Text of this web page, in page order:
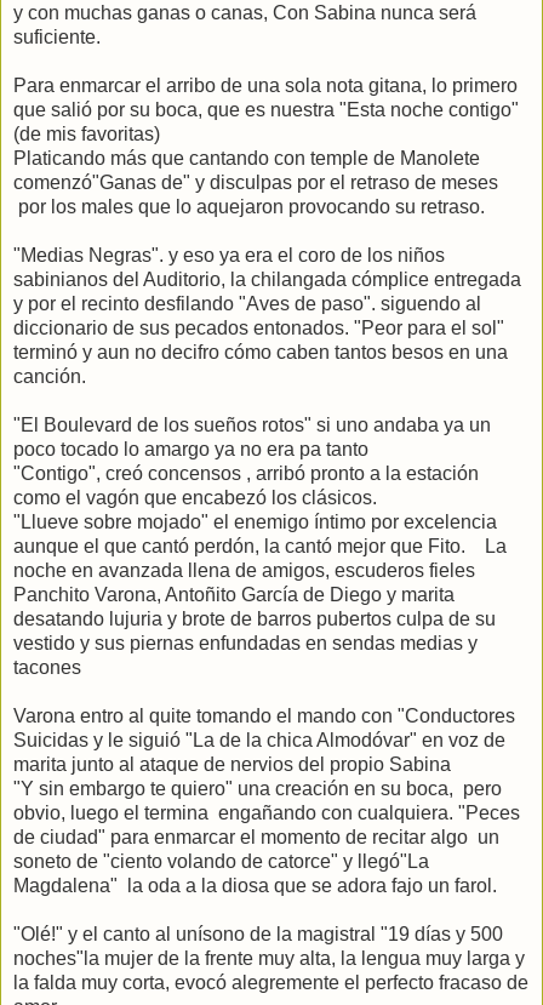
y con muchas ganas o canas, Con Sabina nunca será
suficiente.
Para enmarcar el arribo de una sola nota gitana, lo primero
que salió por su boca, que es nuestra "Esta noche contigo"
(de mis favoritas)
Platicando más que cantando con temple de Manolete
comenzó"Ganas de" y disculpas por el retraso de meses
por los males que lo aquejaron provocando su retraso.
"Medias Negras". y eso ya era el coro de los niños
sabinianos del Auditorio, la chilangada cómplice entregada
y por el recinto desfilando "Aves de paso". siguendo al
diccionario de sus pecados entonados. "Peor para el sol"
terminó y aun no decifro cómo caben tantos besos en una
canción.
"El Boulevard de los sueños rotos" si uno andaba ya un
poco tocado lo amargo ya no era pa tanto
"Contigo", creó concensos , arribó pronto a la estación
como el vagón que encabezó los clásicos.
"Llueve sobre mojado" el enemigo íntimo por excelencia
aunque el que cantó perdón, la cantó mejor que Fito. La
noche en avanzada llena de amigos, escuderos fieles
Panchito Varona, Antoñito García de Diego y marita
desatando lujuria y brote de barros pubertos culpa de su
vestido y sus piernas enfundadas en sendas medias y
tacones
Varona entro al quite tomando el mando con "Conductores
Suicidas y le siguió "La de la chica Almodóvar" en voz de
marita junto al ataque de nervios del propio Sabina
"Y sin embargo te quiero" una creación en su boca, pero
obvio, luego el termina engañando con cualquiera. "Peces
de ciudad" para enmarcar el momento de recitar algo un
soneto de "ciento volando de catorce" y llegó"La
Magdalena" la oda a la diosa que se adora fajo un farol.
"Olé!" y el canto al unísono de la magistral "19 días y 500
noches"la mujer de la frente muy alta, la lengua muy larga y
la falda muy corta, evocó alegremente el perfecto fracaso de